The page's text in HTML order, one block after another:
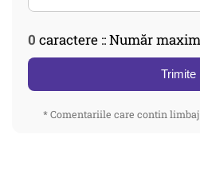
0 caractere :: Număr
Trimite
* Comentariile care contin